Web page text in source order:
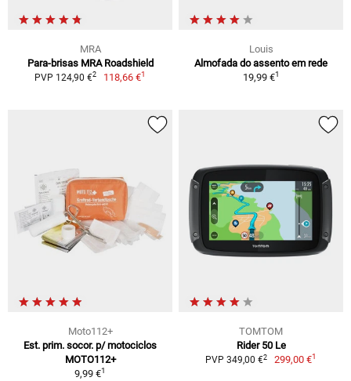
MRA
Para-brisas MRA Roadshield
PVP 124,90 €2 118,66 €1
Louis
Almofada do assento em rede
19,99 €1
Moto112+
Est. prim. socor. p/ motociclos
MOTO112+
9,99 €1
TOMTOM
Rider 50 Le
PVP 349,00 €2 299,00 €1